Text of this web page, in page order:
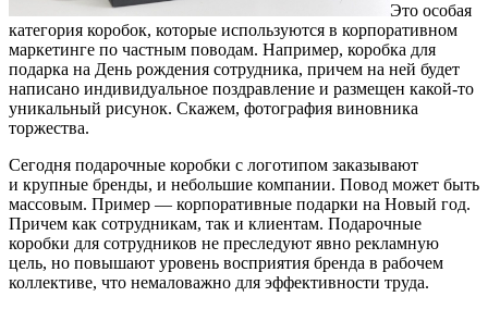
Это особая
категория коробок, которые используются в корпоративном
маркетинге по частным поводам. Например, коробка для
подарка на День рождения сотрудника, причем на ней будет
написано индивидуальное поздравление и размещен какой-то
уникальный рисунок. Скажем, фотография виновника
торжества.
Сегодня подарочные коробки с логотипом заказывают
и крупные бренды, и небольшие компании. Повод может быть
массовым. Пример — корпоративные подарки на Новый год.
Причем как сотрудникам, так и клиентам. Подарочные
коробки для сотрудников не преследуют явно рекламную
цель, но повышают уровень восприятия бренда в рабочем
коллективе, что немаловажно для эффективности труда.